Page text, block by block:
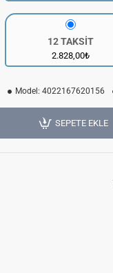
12 TAKSİT
2.828,00₺
Model: 4022167620156
SEPETE EKLE